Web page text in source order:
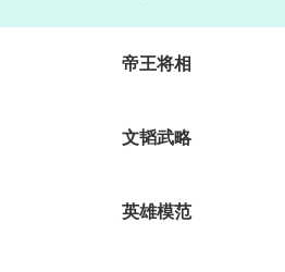
帝王将相
文韬武略
英雄模范